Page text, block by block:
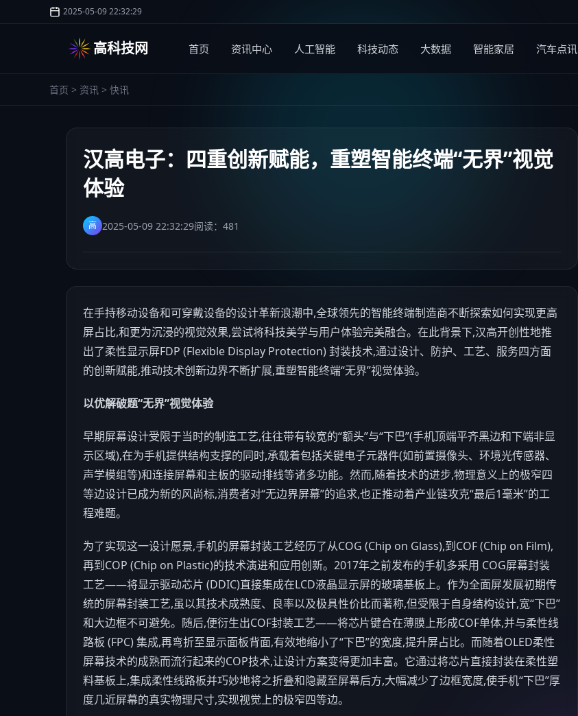
2025-05-09 22:32:29
高科技网 首页 资讯中心 人工智能 科技动态 大数据 智能家居 汽车点讯
首页 > 资讯 > 快讯
汉高电子：四重创新赋能，重塑智能终端“无界”视觉
体验
高 2025-05-09 22:32:29阅读： 481
在手持移动设备和可穿戴设备的设计革新浪潮中,全球领先的智能终端制造商不断探索如何实现更高
屏占比,和更为沉浸的视觉效果,尝试将科技美学与用户体验完美融合。在此背景下,汉高开创性地推
出了柔性显示屏FDP (Flexible Display Protection) 封装技术,通过设计、防护、工艺、服务四方面
的创新赋能,推动技术创新边界不断扩展,重塑智能终端“无界”视觉体验。
以优解破题“无界”视觉体验
早期屏幕设计受限于当时的制造工艺,往往带有较宽的“额头”与“下巴”(手机顶端平齐黑边和下端非显
示区域),在为手机提供结构支撑的同时,承载着包括关键电子元器件(如前置摄像头、环境光传感器、
声学模组等)和连接屏幕和主板的驱动排线等诸多功能。然而,随着技术的进步,物理意义上的极窄四
等边设计已成为新的风尚标,消费者对“无边界屏幕”的追求,也正推动着产业链攻克“最后1毫米”的工
程难题。
为了实现这一设计愿景,手机的屏幕封装工艺经历了从COG (Chip on Glass),到COF (Chip on Film),
再到COP (Chip on Plastic)的技术演进和应用创新。2017年之前发布的手机多采用 COG屏幕封装
工艺——将显示驱动芯片 (DDIC)直接集成在LCD液晶显示屏的玻璃基板上。作为全面屏发展初期传
统的屏幕封装工艺,虽以其技术成熟度、良率以及极具性价比而著称,但受限于自身结构设计,宽“下巴”
和大边框不可避免。随后,便衍生出COF封装工艺——将芯片键合在薄膜上形成COF单体,并与柔性线
路板 (FPC) 集成,再弯折至显示面板背面,有效地缩小了“下巴”的宽度,提升屏占比。而随着OLED柔性
屏幕技术的成熟而流行起来的COP技术,让设计方案变得更加丰富。它通过将芯片直接封装在柔性塑
料基板上,集成柔性线路板并巧妙地将之折叠和隐藏至屏幕后方,大幅减少了边框宽度,使手机“下巴”厚
度几近屏幕的真实物理尺寸,实现视觉上的极窄四等边。